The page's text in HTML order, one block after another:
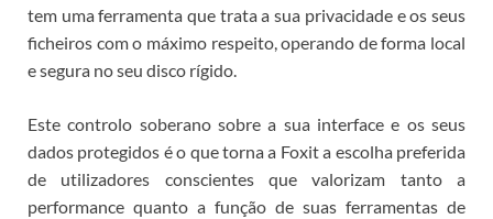
tem uma ferramenta que trata a sua privacidade e os seus
ficheiros com o máximo respeito, operando de forma local
e segura no seu disco rígido.
Este controlo soberano sobre a sua interface e os seus
dados protegidos é o que torna a Foxit a escolha preferida
de utilizadores conscientes que valorizam tanto a
performance quanto a função de suas ferramentas de